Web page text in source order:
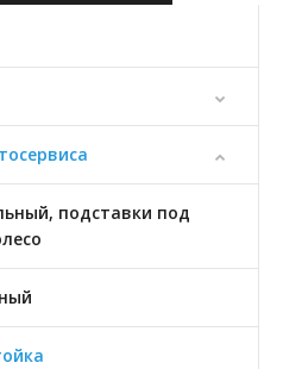
подставки под